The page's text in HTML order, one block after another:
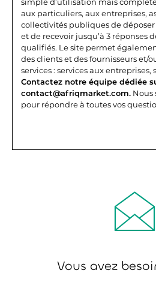
aux particuliers, aux entreprises,
collectivités publiques de
et de recevoir jusqu’à 3 réponses
qualifiés. Le site permet
des clients et des fournisseurs et/
services : services aux entreprises,
Contactez notre équipe dédiée
contact@afriqmarket.com. Nous
pour répondre à toutes vos
Vous avez